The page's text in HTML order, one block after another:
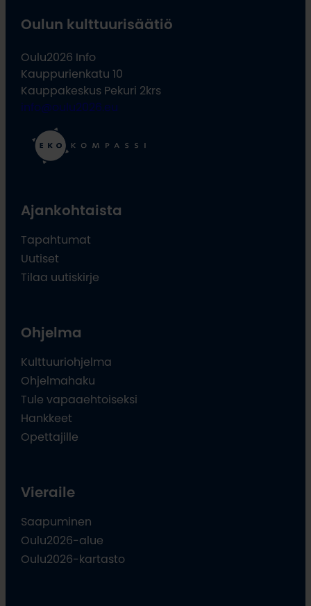
Oulun kulttuurisäätiö
Oulu2026 Info
Kauppurienkatu 10
Kauppakeskus Pekuri 2krs
info@oulu2026.eu
Ajankohtaista
Tapahtumat
Uutiset
Tilaa uutiskirje
Ohjelma
Kulttuuriohjelma
Ohjelmahaku
Tule vapaaehtoiseksi
Hankkeet
Opettajille
Vieraile
Saapuminen
Oulu2026-alue
Oulu2026-kartasto